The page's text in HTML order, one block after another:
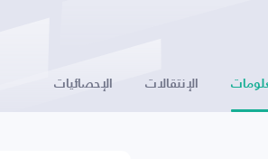
الإنتقالات الإحصائيات